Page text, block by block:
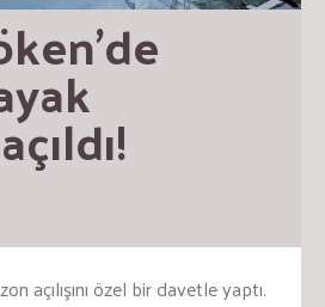
açılışını özel bir davetle yaptı.